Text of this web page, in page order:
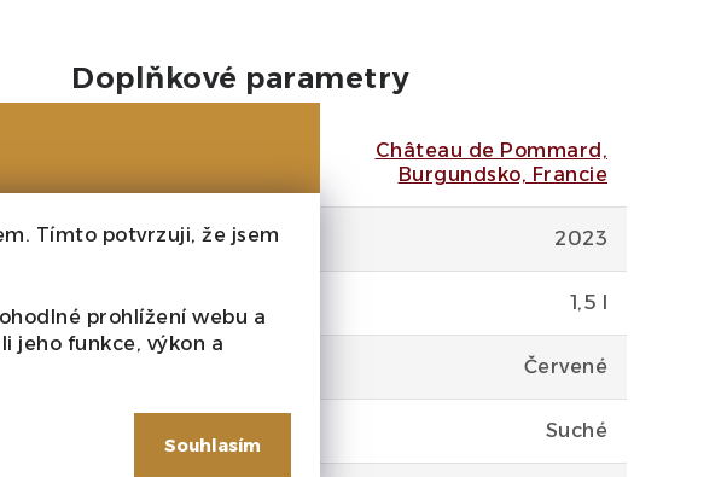
Tímto potvrzuji, že jsem
prohlížení webu a
jeho funkce, výkon a
Souhlasím
Doplňkové parametry
Château de Pommard,
Burgundsko, Francie
Ročník 2023
Velikost 1,5 l
Červené
Suché